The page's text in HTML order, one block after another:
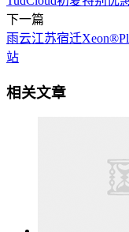
下一篇
雨云江苏宿迁
站
相关文章